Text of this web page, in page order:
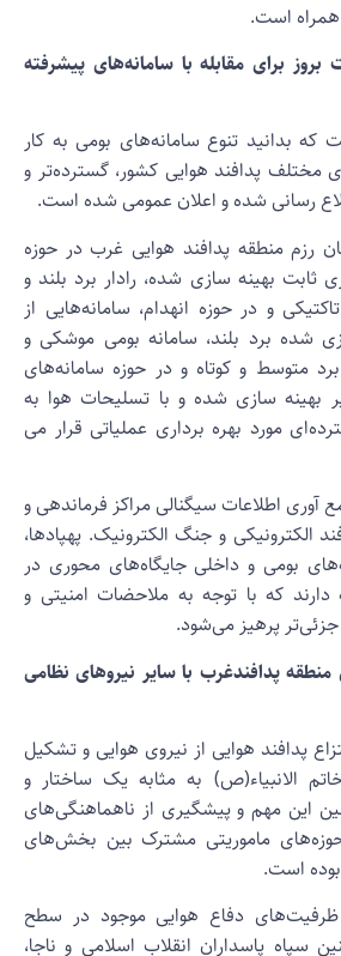
است.
برای مقابله با سامانه‌های پیشرفته
تنوع سامانه‌های بومی به کار
پدافند هوایی کشور، گسترده‌تر و
رسانی شده و اعلان عمومی شده است.
منطقه پدافند هوایی غرب در حوزه
بهینه سازی شده، رادار برد بلند و
و در حوزه انهدام، سامانه‌هایی از
برد بلند، سامانه بومی موشکی و
متوسط و کوتاه و در حوزه سامانه‌های
سازی شده و با تسلیحات هوا به
مورد بهره برداری عملیاتی قرار می
اطلاعات سیگنالی مراکز فرماندهی و
و جنگ الکترونیک. پهپادها،
و داخلی جایگاه‌های محوری در
که با توجه به ملاحضات امنیتی و
پرهیز می‌شود.
پدافندغرب با سایر نیروهای نظامی
پدافند هوایی از نیروی هوایی و تشکیل
الانبیاء(ص) به مثابه یک ساختار و
مهم و پیشگیری از ناهماهنگی‌های
ماموریتی مشترک بین بخش‌های
است.
دفاع هوایی موجود در سطح
پاسداران انقلاب اسلامی و ناجا،